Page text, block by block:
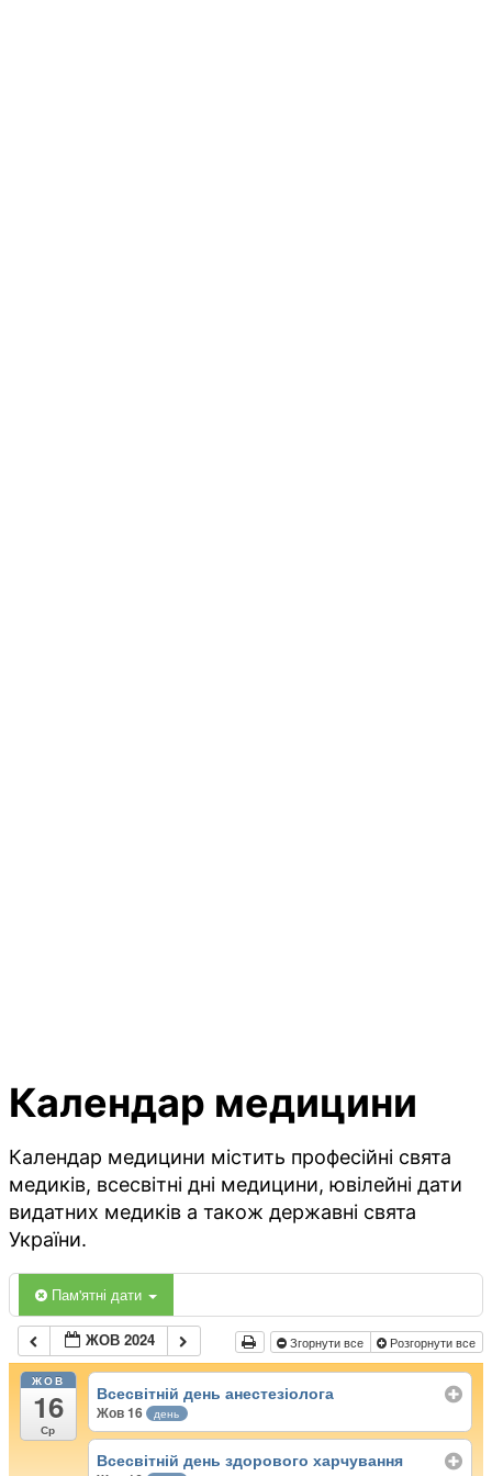
Календар медицини
Календар медицини містить професійні свята
медиків, всесвітні дні медицини, ювілейні дати
видатних медиків а також державні свята
України.
Пам'ятні дати
ЖОВ 2024 Згорнути все Розгорнути все
ЖОВ
16
Ср
Всесвітній день анестезіолога
Жов 16 день
Всесвітній день здорового харчування